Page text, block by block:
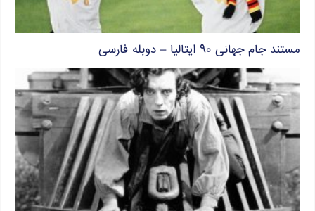
مستند جام جهانی ۹۰ ایتالیا – دوبله فارسی